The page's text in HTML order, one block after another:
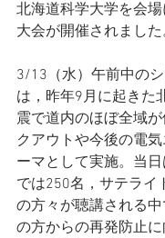
北海道科学大学を会
大会が開催されました
3/13（水）午前中の
は，昨年9月に起きた
震で道内のほぼ全域
クアウトや今後の電
ーマとして実施。当
では250名，サテライ
の方々が聴講される
の方からの再発防止